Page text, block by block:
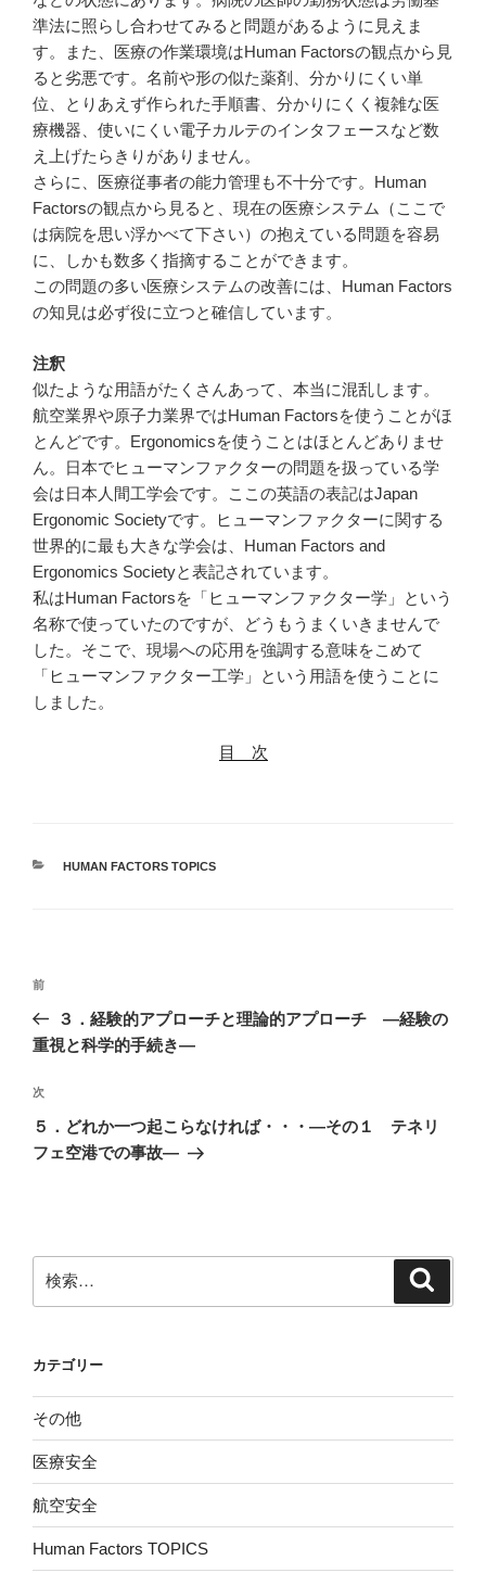
準法に照らし合わせてみると問題があるように見えま
す。また、医療の作業環境はHuman Factorsの観点から見
ると劣悪です。名前や形の似た薬剤、分かりにくい単
位、とりあえず作られた手順書、分かりにくく複雑な医
療機器、使いにくい電子カルテのインタフェースなど数
え上げたらきりがありません。
さらに、医療従事者の能力管理も不十分です。Human
Factorsの観点から見ると、現在の医療システム（ここで
は病院を思い浮かべて下さい）の抱えている問題を容易
に、しかも数多く指摘することができます。
この問題の多い医療システムの改善には、Human Factors
の知見は必ず役に立つと確信しています。
注釈
似たような用語がたくさんあって、本当に混乱します。
航空業界や原子力業界ではHuman Factorsを使うことがほ
とんどです。Ergonomicsを使うことはほとんどありませ
ん。日本でヒューマンファクターの問題を扱っている学
会は日本人間工学会です。ここの英語の表記はJapan
Ergonomic Societyです。ヒューマンファクターに関する
世界的に最も大きな学会は、Human Factors and
Ergonomics Societyと表記されています。
私はHuman Factorsを「ヒューマンファクター学」という
名称で使っていたのですが、どうもうまくいきませんで
した。そこで、現場への応用を強調する意味をこめて
「ヒューマンファクター工学」という用語を使うことに
しました。
目 次
カ
HUMAN FACTORS TOPICS
投
ナ
ゲ
ー
シ
前
の
投
前
３．経験的アプローチと理論的アプローチ ―経験の
重視と科学的手続き―
次
の
投
次
５．どれか一つ起こらなければ・・・―その１ テネリ
フェ空港での事故―
索:
カテゴリー
その他
医療安全
航空安全
Human Factors TOPICS